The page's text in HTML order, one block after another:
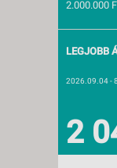
LEGJOBB
2026.09.04-
2